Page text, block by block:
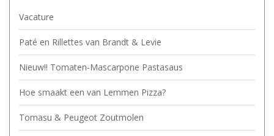
Vacature
Paté en Rillettes van Brandt & Levie
Nieuw!! Tomaten-Mascarpone Pastasaus
Hoe smaakt een van Lemmen Pizza?
Tomasu & Peugeot Zoutmolen